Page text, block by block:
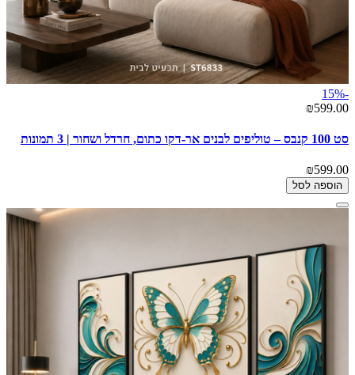
-15%
₪599.00
סט 100 קנבס – טוליפים לבנים אר-דקו כתום, חרדל ושחור | 3 תמונות
₪599.00
הוספה לסל